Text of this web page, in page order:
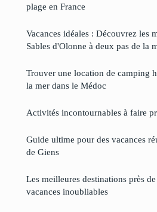
plage en France
Vacances idéales : Découvrez les
Sables d'Olonne à deux pas de la
Trouver une location de camping
la mer dans le Médoc
Activités incontournables à faire
Guide ultime pour des vacances
de Giens
Les meilleures destinations près
vacances inoubliables